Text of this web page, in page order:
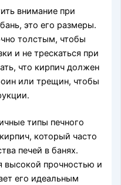
внимание при
это его размеры.
толстым, чтобы
и не трескаться при
что кирпич должен
или трещин, чтобы
типы печного
который часто
печей в банях.
высокой прочностью и
его идеальным